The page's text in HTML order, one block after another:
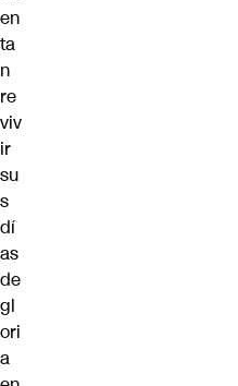
en
ta
n
re
viv
ir
su
s
dí
as
de
gl
ori
a